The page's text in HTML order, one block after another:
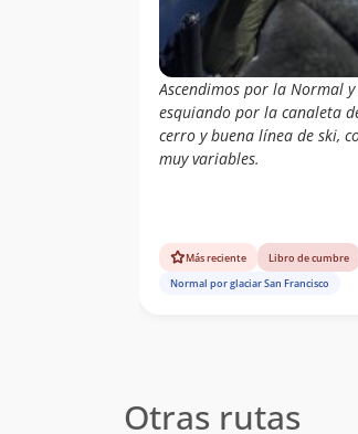
Ascendimos por la Normal
esquiando por la canaleta
cerro y buena línea de ski,
muy variables.
Más reciente
Libro de cumbre
Normal por glaciar San Francisco
Otras rutas